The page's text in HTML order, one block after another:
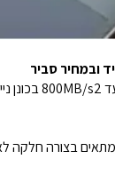
בצורה חלקה